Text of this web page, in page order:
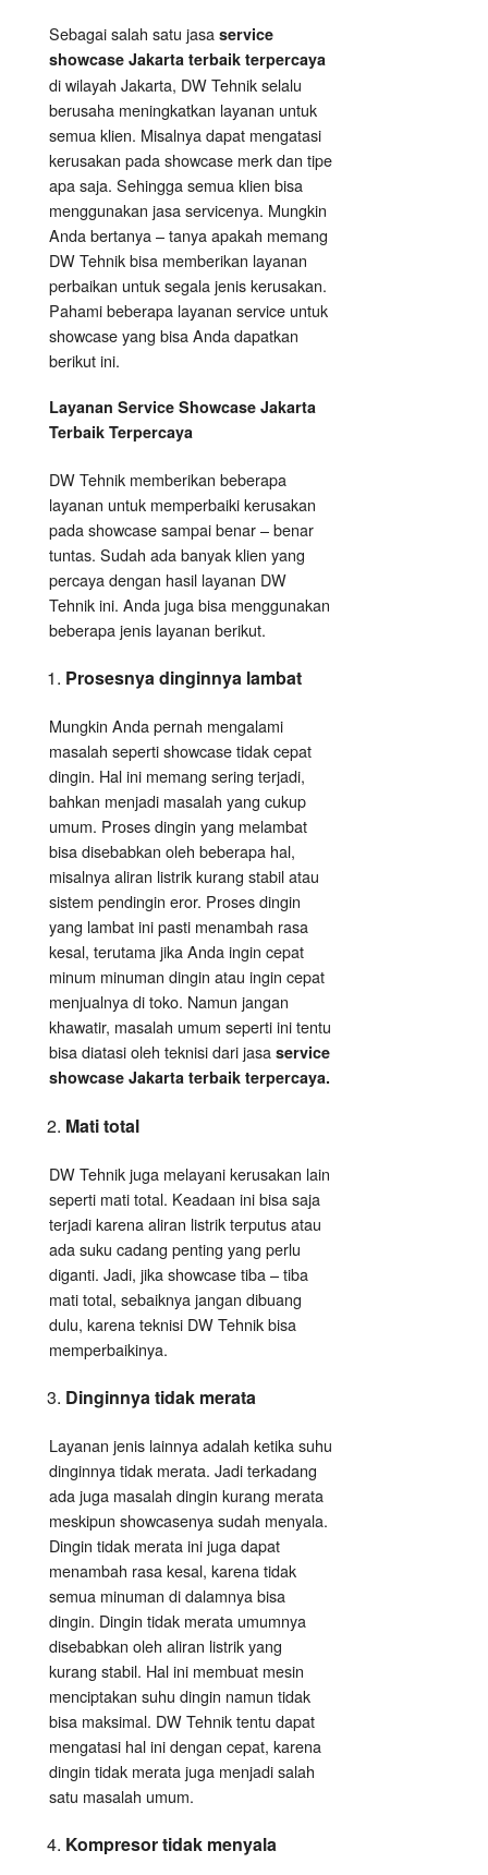
Sebagai salah satu jasa service
showcase Jakarta terbaik terpercaya
di wilayah Jakarta, DW Tehnik selalu
berusaha meningkatkan layanan untuk
semua klien. Misalnya dapat mengatasi
kerusakan pada showcase merk dan tipe
apa saja. Sehingga semua klien bisa
menggunakan jasa servicenya. Mungkin
Anda bertanya – tanya apakah memang
DW Tehnik bisa memberikan layanan
perbaikan untuk segala jenis kerusakan.
Pahami beberapa layanan service untuk
showcase yang bisa Anda dapatkan
berikut ini.
Layanan Service Showcase Jakarta
Terbaik Terpercaya
DW Tehnik memberikan beberapa
layanan untuk memperbaiki kerusakan
pada showcase sampai benar – benar
tuntas. Sudah ada banyak klien yang
percaya dengan hasil layanan DW
Tehnik ini. Anda juga bisa menggunakan
beberapa jenis layanan berikut.
Prosesnya dinginnya lambat
Mungkin Anda pernah mengalami
masalah seperti showcase tidak cepat
dingin. Hal ini memang sering terjadi,
bahkan menjadi masalah yang cukup
umum. Proses dingin yang melambat
bisa disebabkan oleh beberapa hal,
misalnya aliran listrik kurang stabil atau
sistem pendingin eror. Proses dingin
yang lambat ini pasti menambah rasa
kesal, terutama jika Anda ingin cepat
minum minuman dingin atau ingin cepat
menjualnya di toko. Namun jangan
khawatir, masalah umum seperti ini tentu
bisa diatasi oleh teknisi dari jasa service
showcase Jakarta terbaik terpercaya.
Mati total
DW Tehnik juga melayani kerusakan lain
seperti mati total. Keadaan ini bisa saja
terjadi karena aliran listrik terputus atau
ada suku cadang penting yang perlu
diganti. Jadi, jika showcase tiba – tiba
mati total, sebaiknya jangan dibuang
dulu, karena teknisi DW Tehnik bisa
memperbaikinya.
Dinginnya tidak merata
Layanan jenis lainnya adalah ketika suhu
dinginnya tidak merata. Jadi terkadang
ada juga masalah dingin kurang merata
meskipun showcasenya sudah menyala.
Dingin tidak merata ini juga dapat
menambah rasa kesal, karena tidak
semua minuman di dalamnya bisa
dingin. Dingin tidak merata umumnya
disebabkan oleh aliran listrik yang
kurang stabil. Hal ini membuat mesin
menciptakan suhu dingin namun tidak
bisa maksimal. DW Tehnik tentu dapat
mengatasi hal ini dengan cepat, karena
dingin tidak merata juga menjadi salah
satu masalah umum.
Kompresor tidak menyala